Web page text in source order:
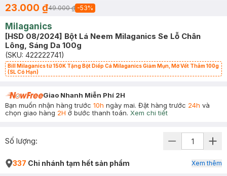
23.000 ₫49.000 ₫ -53%
Milaganics
[HSD 08/2024] Bột Lá Neem Milaganics Se Lỗ Chân
Lông, Sáng Da 100g
(SKU: 422222741)
Bill Milaganics từ 150K Tặng Bột Diếp Cá Milaganics Giảm Mụn, Mờ Vết Thâm 100g
(SL Có Hạn)
Giao Nhanh Miễn Phí 2H
Bạn muốn nhận hàng trước 10h ngày mai. Đặt hàng trước 24h và
chọn giao hàng 2H ở bước thanh toán. Xem chi tiết
Số lượng:
337 Chi nhánh tạm hết sản phẩm Xem thêm